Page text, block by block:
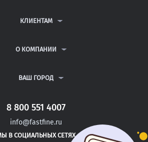
ДИПЛОМНЫЕ РАБОТЫ
РЕФЕРАТЫ
КЛИЕНТАМ
ВОПРОСЫ И ОТВЕТЫ
КОНФИДЕНЦИАЛЬНОСТИ
О КОМПАНИИ
КОНТАКТЫ
ВАШ ГОРОД
САНКТ-ПЕТЕРБУРГ
ДУШАНБЕ
ГОЛИЦЫНО
8 800 551 4007
info@fastfine.ru
В СОЦИАЛЬНЫХ СЕТЯХ